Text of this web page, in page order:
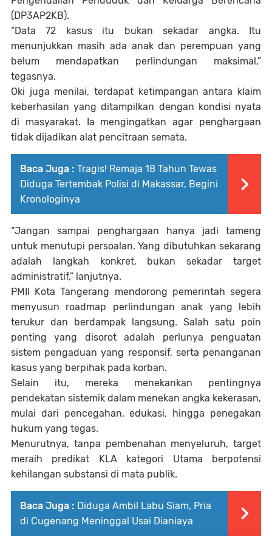
(DP3AP2KB).
“Data 72 kasus itu bukan sekadar angka. Itu
menunjukkan masih ada anak dan perempuan yang
belum mendapatkan perlindungan maksimal,”
tegasnya.
Oki juga menilai, terdapat ketimpangan antara klaim
keberhasilan yang ditampilkan dengan kondisi nyata
di masyarakat. Ia mengingatkan agar penghargaan
tidak dijadikan alat pencitraan semata.
Baca Juga : Tragis! Remaja 18 Tahun Tewas
Diduga Tertembak Polisi di Makassar, Begini
Kronologinya
“Jangan sampai penghargaan hanya jadi tameng
untuk menutupi persoalan. Yang dibutuhkan sekarang
adalah langkah konkret, bukan sekadar target
administratif,” lanjutnya.
PMII Kota Tangerang mendorong pemerintah segera
menyusun roadmap perlindungan anak yang lebih
terukur dan berdampak langsung. Salah satu poin
penting yang disorot adalah perlunya penguatan
sistem pengaduan yang responsif, serta penanganan
kasus yang berpihak pada korban.
Selain itu, mereka menekankan pentingnya
pendekatan sistemik dalam menekan angka kekerasan,
mulai dari pencegahan, edukasi, hingga penegakan
hukum yang tegas.
Menurutnya, tanpa pembenahan menyeluruh, target
meraih predikat KLA kategori Utama berpotensi
kehilangan substansi di mata publik.
Baca Juga : Diduga Ambil Labu Siam, Pria
di Cugenang Meninggal Usai Dianiaya